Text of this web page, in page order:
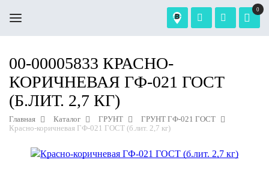
0
00-00005833 КРАСНО-
КОРИЧНЕВАЯ ГФ-021 ГОСТ
(Б.ЛИТ. 2,7 КГ)
Главная Каталог ГРУНТ
ГРУНТ ГФ-021 ГОСТ
Красно-коричневая ГФ-021 ГОСТ (б.лит. 2,7 кг)